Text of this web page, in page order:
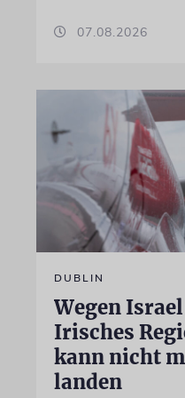
07.08.2026
DUBLIN
Wegen
Irisches
kann nicht
landen